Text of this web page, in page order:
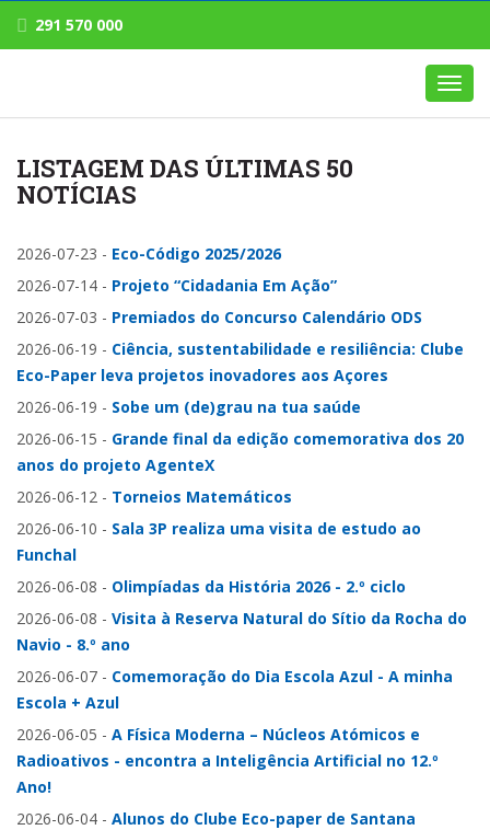
291 570 000
LISTAGEM DAS ÚLTIMAS 50
NOTÍCIAS
2026-07-23 - Eco-Código 2025/2026
2026-07-14 - Projeto “Cidadania Em Ação”
2026-07-03 - Premiados do Concurso Calendário ODS
2026-06-19 - Ciência, sustentabilidade e resiliência: Clube
Eco-Paper leva projetos inovadores aos Açores
2026-06-19 - Sobe um (de)grau na tua saúde
2026-06-15 - Grande final da edição comemorativa dos 20
anos do projeto AgenteX
2026-06-12 - Torneios Matemáticos
2026-06-10 - Sala 3P realiza uma visita de estudo ao
Funchal
2026-06-08 - Olimpíadas da História 2026 - 2.º ciclo
2026-06-08 - Visita à Reserva Natural do Sítio da Rocha do
Navio - 8.º ano
2026-06-07 - Comemoração do Dia Escola Azul - A minha
Escola + Azul
2026-06-05 - A Física Moderna – Núcleos Atómicos e
Radioativos - encontra a Inteligência Artificial no 12.º
Ano!
2026-06-04 - Alunos do Clube Eco-paper de Santana